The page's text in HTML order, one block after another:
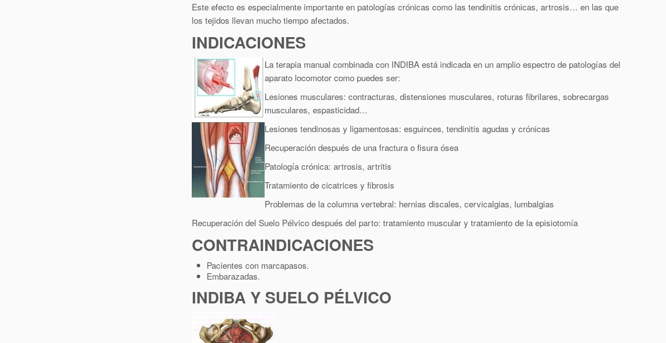
Este efecto es especialmente importante en patologías crónicas como las tendinitis crónicas, artrosis… en las que
los tejidos llevan mucho tiempo afectados.
INDICACIONES
La terapia manual combinada con INDIBA está indicada en un amplio espectro de patologías del
aparato locomotor como puedes ser:
Lesiones musculares: contracturas, distensiones musculares, roturas fibrilares, sobrecargas
musculares, espasticidad…
Lesiones tendinosas y ligamentosas: esguinces, tendinitis agudas y crónicas
Recuperación después de una fractura o fisura ósea
Patología crónica: artrosis, artritis
Tratamiento de cicatrices y fibrosis
Problemas de la columna vertebral: hernias discales, cervicalgias, lumbalgias
Recuperación del Suelo Pélvico después del parto: tratamiento muscular y tratamiento de la episiotomía
CONTRAINDICACIONES
Pacientes con marcapasos.
Embarazadas.
INDIBA Y SUELO PÉLVICO